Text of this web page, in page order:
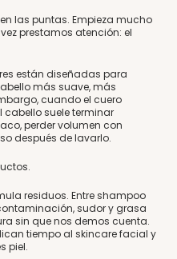
las puntas. Empieza mucho
prestamos atención: el
están diseñadas para
más suave, más
cuando el cuero
suele terminar
perder volumen con
después de lavarlo.
residuos. Entre shampoo
sudor y grasa
sin que nos demos cuenta.
tiempo al skincare facial y
piel.